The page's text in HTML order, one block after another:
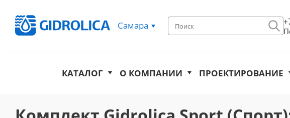
Самара
КАТАЛОГ О КОМПАНИИ ПРОЕКТИРОВАНИЕ